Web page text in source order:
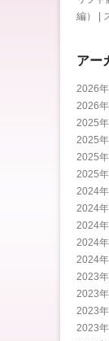
編） |
アー
2026
2026
2025
2025
2025
2025
2024
2024
2024
2024
2024
2023
2023
2023
2023